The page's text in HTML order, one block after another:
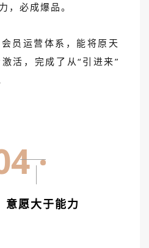
，必成爆品。
员运营体系，能将原天
活，完成了从“引进来”
意愿大于能力